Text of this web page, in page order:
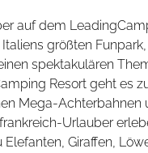
auf dem
größten
spektakulären
Resort geht es
Mega-Achterbahnen
Urlauber
Elefanten, Giraffen,